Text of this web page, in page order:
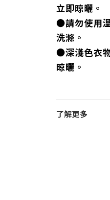
立即晾曬。
●請勿使用
洗滌。
●深淺色衣
晾曬。
了解更多